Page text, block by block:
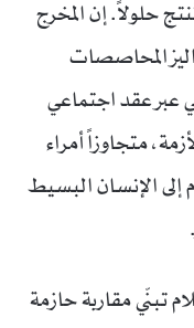
حلولاً. إن المخرج
المحاصصات
عبر عقد اجتماعي
متجاوزاً أمراء
الإنسان البسيط
تبنّي مقاربة حازمة